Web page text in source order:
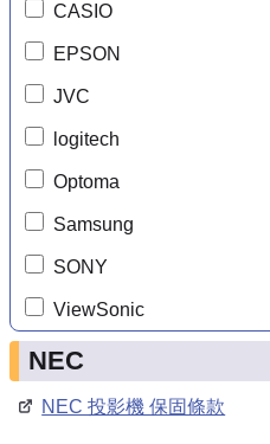
CASIO
EPSON
JVC
logitech
Optoma
Samsung
SONY
ViewSonic
NEC
NEC 投影機 保固條款